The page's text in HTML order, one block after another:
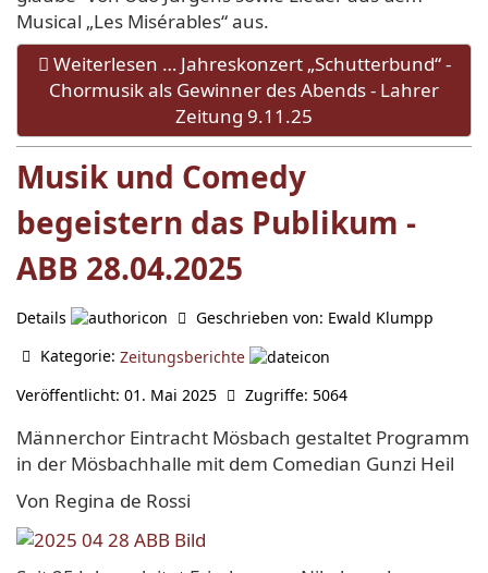
Musical „Les Misérables“ aus.
Weiterlesen … Jahreskonzert „Schutterbund“ -
Chormusik als Gewinner des Abends - Lahrer
Zeitung 9.11.25
Musik und Comedy
begeistern das Publikum -
ABB 28.04.2025
Details Geschrieben von: Ewald Klumpp
Kategorie: Zeitungsberichte
Veröffentlicht: 01. Mai 2025
Zugriffe: 5064
Männerchor Eintracht Mösbach gestaltet Programm
in der Mösbachhalle mit dem Comedian Gunzi Heil
Von Regina de Rossi